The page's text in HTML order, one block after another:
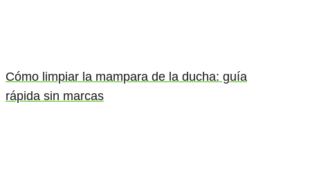
Cómo limpiar la mampara de la ducha: guía
rápida sin marcas